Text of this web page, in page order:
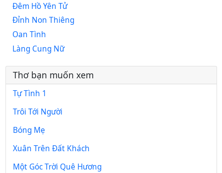
Đêm Hồ Yên Tử
Đỉnh Non Thiêng
Oan Tình
Làng Cung Nữ
Thơ bạn muốn xem
Tự Tình 1
Trôi Tới Người
Bóng Mẹ
Xuân Trên Đất Khách
Một Góc Trời Quê Hương